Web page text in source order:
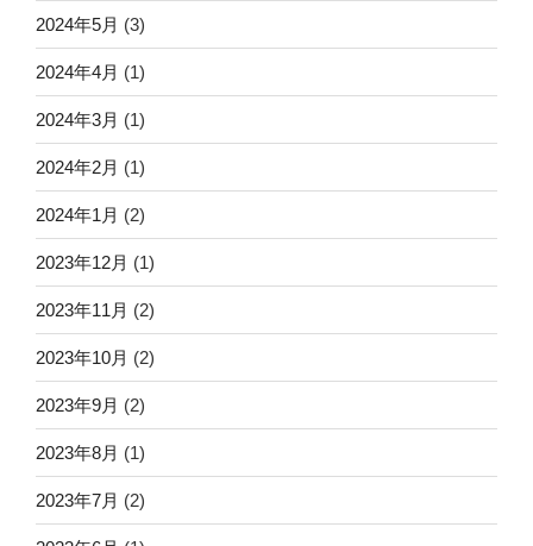
2024年5月 (3)
2024年4月 (1)
2024年3月 (1)
2024年2月 (1)
2024年1月 (2)
2023年12月 (1)
2023年11月 (2)
2023年10月 (2)
2023年9月 (2)
2023年8月 (1)
2023年7月 (2)